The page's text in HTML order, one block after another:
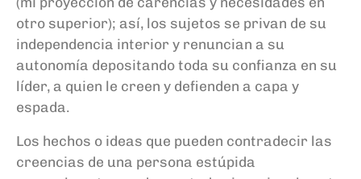
otro superior); así, los sujetos se privan de su
independencia interior y renuncian a su
autonomía depositando toda su confianza en su
líder, a quien le creen y defienden a capa y
espada.
Los hechos o ideas que pueden contradecir las
creencias de una persona estúpida